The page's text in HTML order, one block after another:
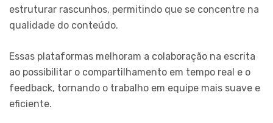
estruturar rascunhos, permitindo que se concentre na
qualidade do conteúdo.
Essas plataformas melhoram a colaboração na escrita
ao possibilitar o compartilhamento em tempo real e o
feedback, tornando o trabalho em equipe mais suave e
eficiente.